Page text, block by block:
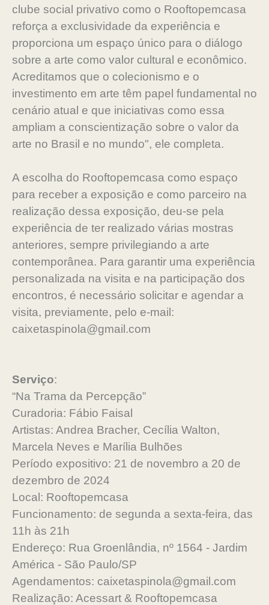
clube social privativo como o Rooftopemcasa
reforça a exclusividade da experiência e
proporciona um espaço único para o diálogo
sobre a arte como valor cultural e econômico.
Acreditamos que o colecionismo e o
investimento em arte têm papel fundamental no
cenário atual e que iniciativas como essa
ampliam a conscientização sobre o valor da
arte no Brasil e no mundo", ele completa.
A escolha do Rooftopemcasa como espaço
para receber a exposição e como parceiro na
realização dessa exposição, deu-se pela
experiência de ter realizado várias mostras
anteriores, sempre privilegiando a arte
contemporânea. Para garantir uma experiência
personalizada na visita e na participação dos
encontros, é necessário solicitar e agendar a
visita, previamente, pelo e-mail:
caixetaspinola@gmail.com
Serviço:
“Na Trama da Percepção”
Curadoria: Fábio Faisal
Artistas: Andrea Bracher, Cecília Walton,
Marcela Neves e Marília Bulhões
Período expositivo: 21 de novembro a 20 de
dezembro de 2024
Local: Rooftopemcasa
Funcionamento: de segunda a sexta-feira, das
11h às 21h
Endereço: Rua Groenlândia, nº 1564 - Jardim
América - São Paulo/SP
Agendamentos: caixetaspinola@gmail.com
Realização: Acessart & Rooftopemcasa